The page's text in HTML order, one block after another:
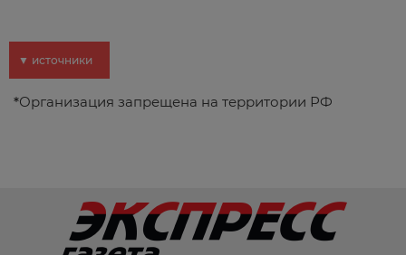
▼ источники
*Организация запрещена на территории РФ